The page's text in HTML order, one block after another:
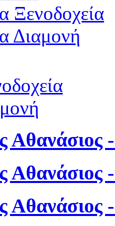
Ξενοδοχεία
Διαμονή
Αθανάσιος
Αθανάσιος
Αθανάσιος